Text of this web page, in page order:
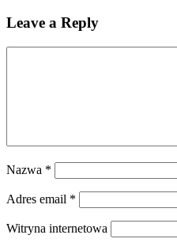
Leave a Reply
Nazwa *
Adres email *
Witryna internetowa